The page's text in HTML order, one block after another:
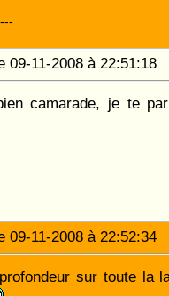
09-11-2008 à 22:51:18
camarade, je te
09-11-2008 à 22:52:34
sur toute la